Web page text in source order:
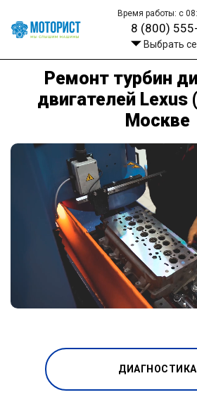
Время работы: с
8 (800)
Выбрать
Ремонт турбин
двигателей Lexus
Москве
ДИАГНОСТИКА